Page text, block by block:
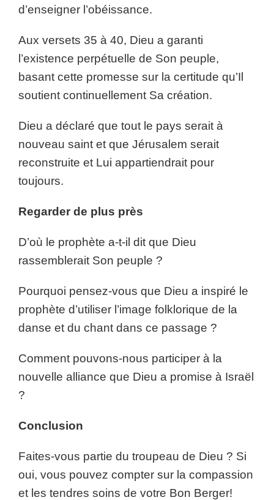
d’enseigner l’obéissance.
Aux versets 35 à 40, Dieu a garanti
l’existence perpétuelle de Son peuple,
basant cette promesse sur la certitude qu’Il
soutient continuellement Sa création.
Dieu a déclaré que tout le pays serait à
nouveau saint et que Jérusalem serait
reconstruite et Lui appartiendrait pour
toujours.
Regarder de plus près
D’où le prophète a-t-il dit que Dieu
rassemblerait Son peuple ?
Pourquoi pensez-vous que Dieu a inspiré le
prophète d’utiliser l’image folklorique de la
danse et du chant dans ce passage ?
Comment pouvons-nous participer à la
nouvelle alliance que Dieu a promise à Israël
?
Conclusion
Faites-vous partie du troupeau de Dieu ? Si
oui, vous pouvez compter sur la compassion
et les tendres soins de votre Bon Berger!